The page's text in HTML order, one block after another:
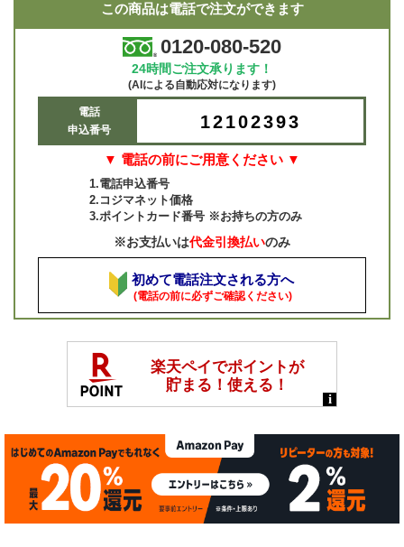
この商品は電話で注文ができます
0120-080-520
24時間ご注文承ります！
(AIによる自動応対になります)
電話
申込番号
12102393
▼ 電話の前にご用意ください ▼
1.電話申込番号
2.コジマネット価格
3.ポイントカード番号 ※お持ちの方のみ
※お支払いは代金引換払いのみ
初めて電話注文される方へ
(電話の前に必ずご確認ください)